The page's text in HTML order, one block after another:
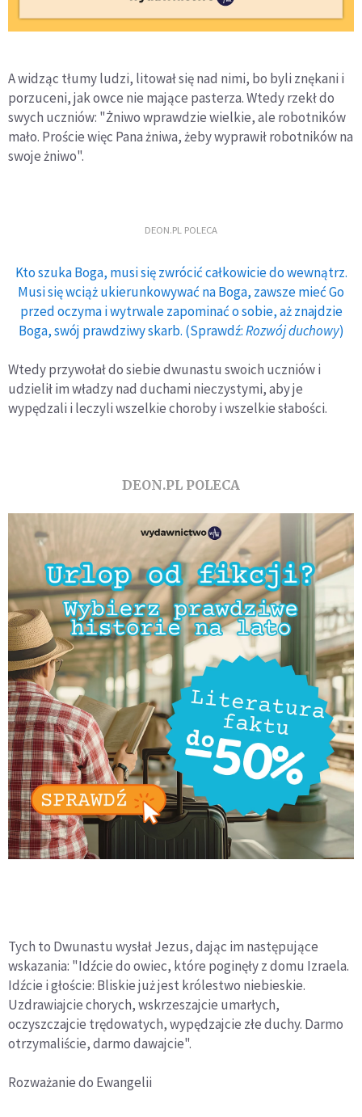
A widząc tłumy ludzi, litował się nad nimi, bo byli znękani i
porzuceni, jak owce nie mające pasterza. Wtedy rzekł do
swych uczniów: "Żniwo wprawdzie wielkie, ale robotników
mało. Proście więc Pana żniwa, żeby wyprawił robotników na
swoje żniwo".
DEON.PL POLECA
Kto szuka Boga, musi się zwrócić całkowicie do wewnątrz.
Musi się wciąż ukierunkowywać na Boga, zawsze mieć Go
przed oczyma i wytrwale zapominać o sobie, aż znajdzie
Boga, swój prawdziwy skarb. (Sprawdź:Rozwój duchowy)
Wtedy przywołał do siebie dwunastu swoich uczniów i
udzielił im władzy nad duchami nieczystymi, aby je
wypędzali i leczyli wszelkie choroby i wszelkie słabości.
DEON.PL POLECA
Tych to Dwunastu wysłał Jezus, dając im następujące
wskazania: "Idźcie do owiec, które poginęły z domu Izraela.
Idźcie i głoście: Bliskie już jest królestwo niebieskie.
Uzdrawiajcie chorych, wskrzeszajcie umarłych,
oczyszczajcie trędowatych, wypędzajcie złe duchy. Darmo
otrzymaliście, darmo dawajcie".
Rozważanie do Ewangelii